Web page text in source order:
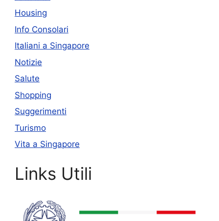
Housing
Info Consolari
Italiani a Singapore
Notizie
Salute
Shopping
Suggerimenti
Turismo
Vita a Singapore
Links Utili